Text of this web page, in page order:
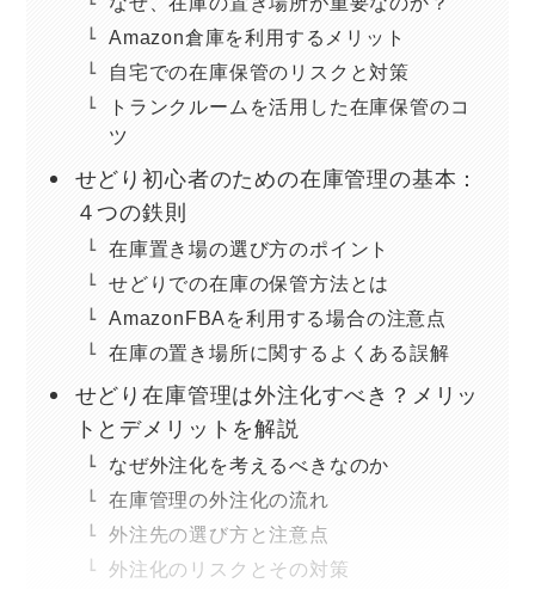
Amazon倉庫を利用するメリット
自宅での在庫保管のリスクと対策
トランクルームを活用した在庫保管のコ
ツ
せどり初心者のための在庫管理の基本：
４つの鉄則
在庫置き場の選び方のポイント
せどりでの在庫の保管方法とは
AmazonFBAを利用する場合の注意点
在庫の置き場所に関するよくある誤解
せどり在庫管理は外注化すべき？メリッ
トとデメリットを解説
なぜ外注化を考えるべきなのか
在庫管理の外注化の流れ
外注先の選び方と注意点
外注化のリスクとその対策